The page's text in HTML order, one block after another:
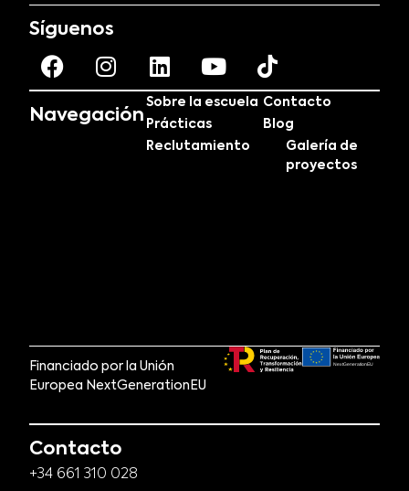
Navegación
Sobre la escuela
Prácticas
Reclutamiento
Contacto
Blog
Galería de
proyectos
Financiado por la Unión
Europea NextGenerationEU
Contacto
+34 661 310 028
Síguenos